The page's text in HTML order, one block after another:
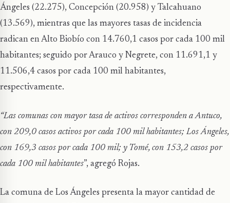
Ángeles (22.275), Concepción (20.958) y Talcahuano
(13.569), mientras que las mayores tasas de incidencia
radican en Alto Biobío con 14.760,1 casos por cada 100 mil
habitantes; seguido por Arauco y Negrete, con 11.691,1 y
11.506,4 casos por cada 100 mil habitantes,
respectivamente.
“Las comunas con mayor tasa de activos corresponden a Antuco,
con 209,0 casos activos por cada 100 mil habitantes; Los Ángeles,
con 169,3 casos por cada 100 mil; y Tomé, con 153,2 casos por
cada 100 mil habitantes”, agregó Rojas.
La comuna de Los Ángeles presenta la mayor cantidad de